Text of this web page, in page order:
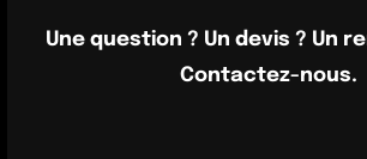
Une question ? Un devis ? Un
Contactez-nous.